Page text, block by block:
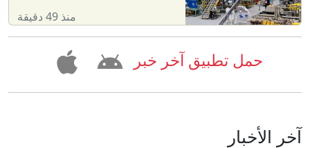
منذ 49 دقيقة
حمل تطبيق آخر خبر
آخر الأخبار